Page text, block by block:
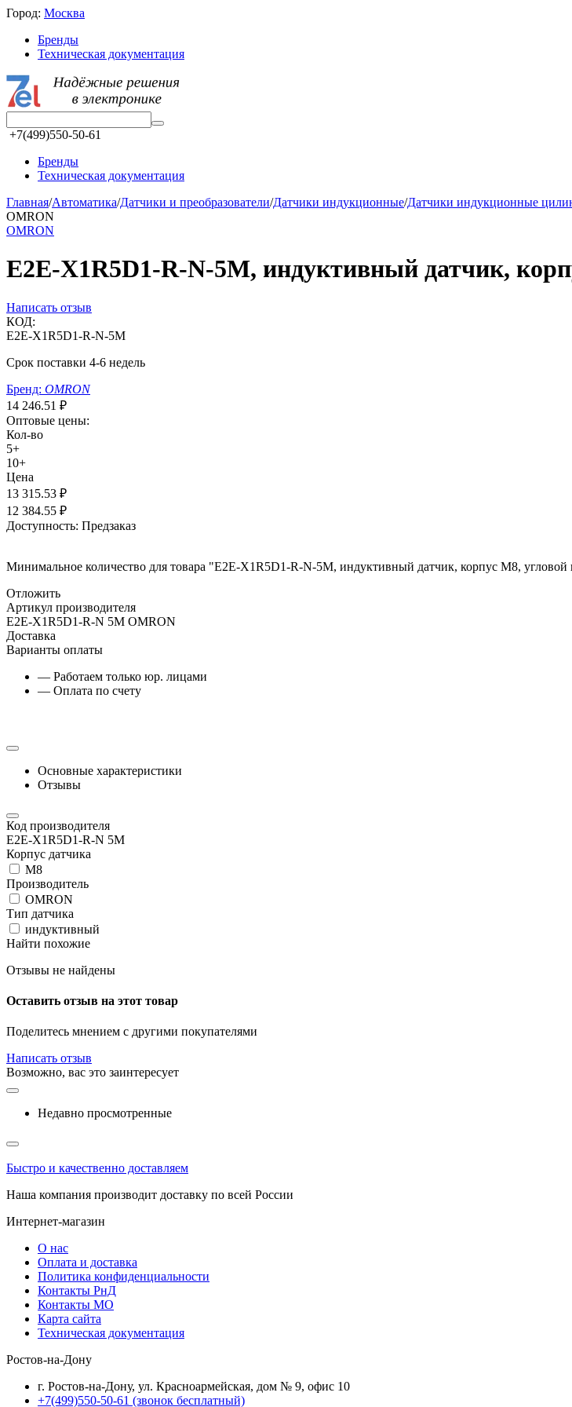
Город: Москва
Бренды
Техническая документация
+7(499)550-50-61
Бренды
Техническая документация
Главная/Автоматика/Датчики и преобразователи/Датчики индукционные/Датчики индукционные
OMRON
OMRON
E2E-X1R5D1-R-N-5M, индуктивный датчик,
Написать отзыв
КОД:
E2E-X1R5D1-R-N-5M
Срок поставки 4-6 недель
Бренд: OMRON
14 246.51 ₽
Оптовые цены:
Кол-во
5+
10+
Цена
13 315.53 ₽
12 384.55 ₽
Доступность: Предзаказ
Минимальное количество для товара "E2E-X1R5D1-R-N-5M, индуктивный датчик, корпус М8, угловой
Отложить
Артикул производителя
E2E-X1R5D1-R-N 5M OMRON
Доставка
Варианты оплаты
— Работаем только юр. лицами
— Оплата по счету
Основные характеристики
Отзывы
Код производителя
E2E-X1R5D1-R-N 5M
Корпус датчика
М8
Производитель
OMRON
Тип датчика
индуктивный
Найти похожие
Отзывы не найдены
Оставить отзыв на этот товар
Поделитесь мнением с другими покупателями
Написать отзыв
Возможно, вас это заинтересует
Недавно просмотренные
Быстро и качественно доставляем
Наша компания производит доставку по всей России
Интернет-магазин
О нас
Оплата и доставка
Политика конфиденциальности
Контакты РнД
Контакты МО
Карта сайта
Техническая документация
Ростов-на-Дону
г. Ростов-на-Дону, ул. Красноармейская, дом № 9, офис 10
+7(499)550-50-61 (звонок бесплатный)